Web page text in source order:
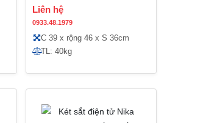
Liên hệ
0933.48.1979
C 39 x rộng 46 x S 36cm
TL: 40kg